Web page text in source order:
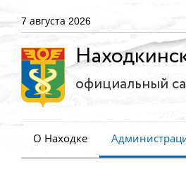
7 августа 2026
официальный
О Находке